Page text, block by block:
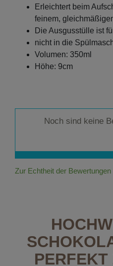
Erleichtert beim
feinem,
Die Ausgusstülle ist
nicht in die
Volumen: 350ml
Höhe: 9cm
Noch sind keine
Zur Echtheit der Bewertungen
PERFEKT